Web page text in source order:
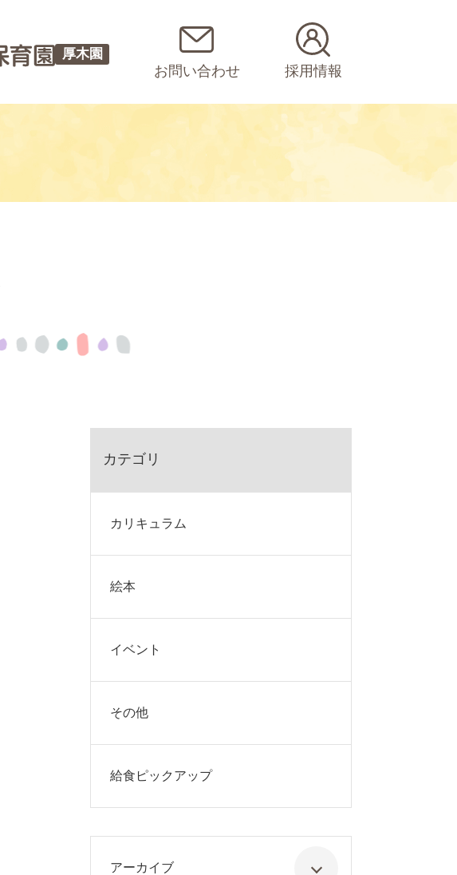
厚木園
お問い合わせ 採用情報
カテゴリ
カリキュラム
絵本
イベント
その他
給食ピックアップ
アーカイブ